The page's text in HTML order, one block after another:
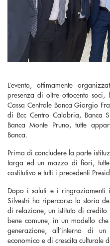
L’evento, ottimamente
presenza di oltre ottocento
Cassa Centrale Banca Giorgio
di Bcc Centro Calabria, Banca
Banca Monte Pruno, tutte
Banca.
Prima di concludere la parte
targa ed un mazzo di fiori, tutte
costitutivo e tutti i precedenti
Dopo i saluti e i ringraziamenti
Silvestri ha ripercorso la storia
di relazione, un istituto di
bene comune, in un modello
generazione, all’interno di
economico e di crescita culturale